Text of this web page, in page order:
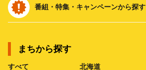
番組・特集・キャンペーンから探す
まちから探す
すべて 北海道